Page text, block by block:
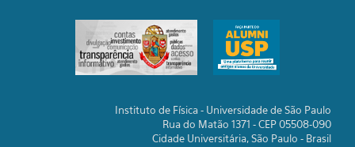
Instituto de Física - Universidade de São Paulo
Rua do Matão 1371 - CEP 05508-090
Cidade Universitária, São Paulo - Brasil